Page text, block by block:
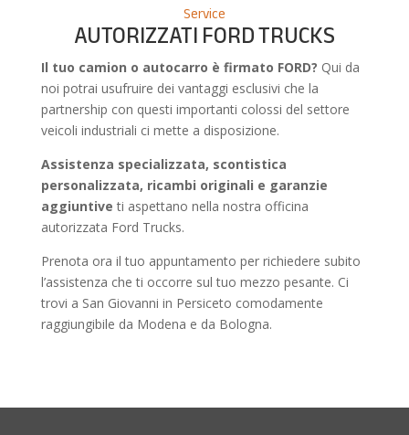
Service
AUTORIZZATI FORD TRUCKS
Il tuo camion o autocarro è firmato FORD? Qui da
noi potrai usufruire dei vantaggi esclusivi che la
partnership con questi importanti colossi del settore
veicoli industriali ci mette a disposizione.
Assistenza specializzata, scontistica
personalizzata, ricambi originali e garanzie
aggiuntive ti aspettano nella nostra officina
autorizzata Ford Trucks.
Prenota ora il tuo appuntamento per richiedere subito
l’assistenza che ti occorre sul tuo mezzo pesante. Ci
trovi a San Giovanni in Persiceto comodamente
raggiungibile da Modena e da Bologna.